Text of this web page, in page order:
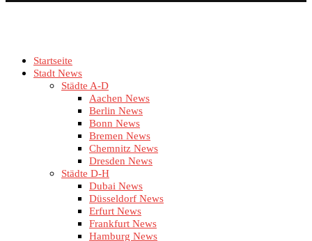
Startseite
Stadt News
Städte A-D
Aachen News
Berlin News
Bonn News
Bremen News
Chemnitz News
Dresden News
Städte D-H
Dubai News
Düsseldorf News
Erfurt News
Frankfurt News
Hamburg News